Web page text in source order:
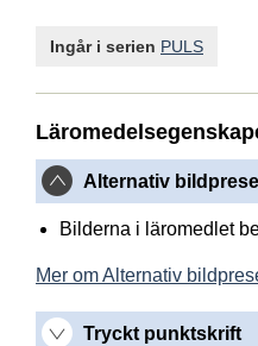
Ingår i serien PULS
Alternativ
Bilderna i läromedlet
Mer om Alternativ
Tryckt punktskrift